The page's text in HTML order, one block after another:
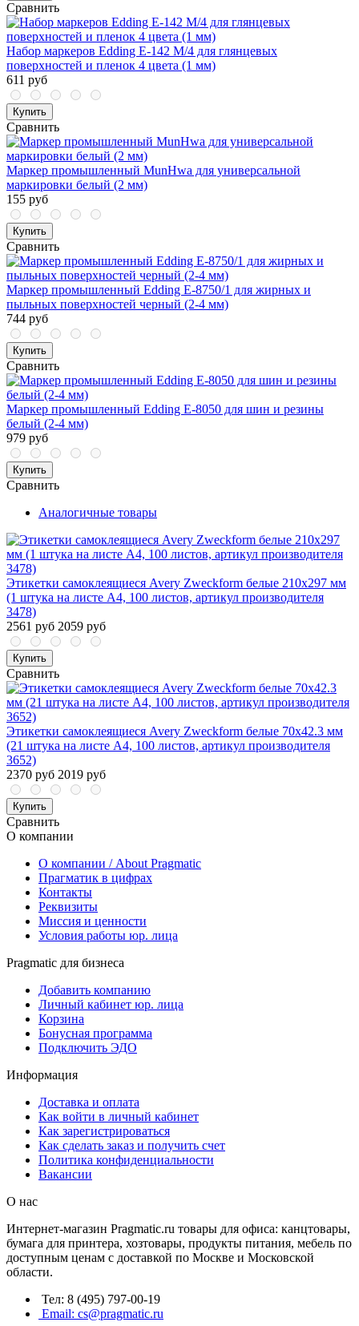
Сравнить
Набор маркеров Edding E-142 М/4 для глянцевых
поверхностей и пленок 4 цвета (1 мм)
611 руб
Купить
Сравнить
Маркер промышленный MunHwa для универсальной
маркировки белый (2 мм)
155 руб
Купить
Сравнить
Маркер промышленный Edding E-8750/1 для жирных и
пыльных поверхностей черный (2-4 мм)
744 руб
Купить
Сравнить
Маркер промышленный Edding E-8050 для шин и резины
белый (2-4 мм)
979 руб
Купить
Сравнить
Аналогичные товары
Этикетки самоклеящиеся Avery Zweckform белые 210х297 мм
(1 штука на листе A4, 100 листов, артикул производителя
3478)
2561 руб 2059 руб
Купить
Сравнить
Этикетки самоклеящиеся Avery Zweckform белые 70х42.3 мм
(21 штука на листе A4, 100 листов, артикул производителя
3652)
2370 руб 2019 руб
Купить
Сравнить
О компании
О компании / About Pragmatic
Прагматик в цифрах
Контакты
Реквизиты
Миссия и ценности
Условия работы юр. лица
Pragmatic для бизнеса
Добавить компанию
Личный кабинет юр. лица
Корзина
Бонусная программа
Подключить ЭДО
Информация
Доставка и оплата
Как войти в личный кабинет
Как зарегистрироваться
Как сделать заказ и получить счет
Политика конфиденциальности
Вакансии
О нас
Интернет-магазин Pragmatic.ru товары для офиса: канцтовары,
бумага для принтера, хозтовары, продукты питания, мебель по
доступным ценам с доставкой по Москве и Московской
области.
Тел: 8 (495) 797-00-19
Email: cs@pragmatic.ru